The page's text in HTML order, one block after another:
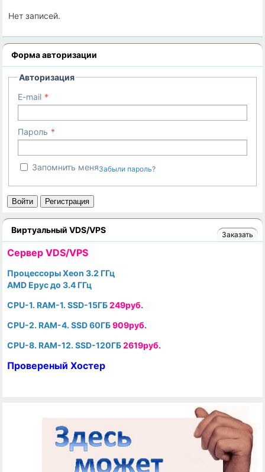
Нет записей.
Форма авторизации
Авторизация
E-mail
Пароль
Запомнить меняЗабыли пароль?
Войти Регистрация
Виртуальный VDS/VPS Заказать
Cервер VDS/VPS
Процессоры Xeon 3.2 ГГц
AMD Epyc до 3.4 ГГц
CPU-1. RAM-1. SSD-15ГБ249руб.
CPU-2. RAM-4. SSD 60ГБ909руб.
CPU-8. RAM-12. SSD-120ГБ2619руб.
Провереный Хостер